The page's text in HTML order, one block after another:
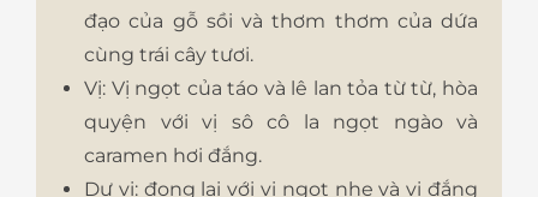
đạo của gỗ sồi và thơm thơm của dứa
cùng trái cây tươi.
Vị: Vị ngọt của táo và lê lan tỏa từ từ, hòa
quyện với vị sô cô la ngọt ngào và
caramen hơi đắng.
Dư vị: đọng lại với vị ngọt nhẹ và vị đắng